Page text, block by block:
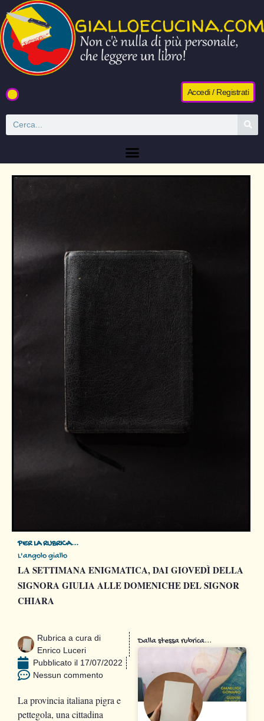
Accedi / Registrati
PER LA RUBRICA...
L'angolo giallo
LA SETTIMANA ENIGMATICA, DAI GIOVEDÌ DELLA
SIGNORA GIULIA ALLE DOMENICHE DEL SIGNOR
CHIARA
Rubrica a cura di
Enrico Luceri
Pubblicato il 17/07/2022
Nessun commento
La provincia italiana pigra e
pettegola, una cittadina
Dalla stessa rubrica...